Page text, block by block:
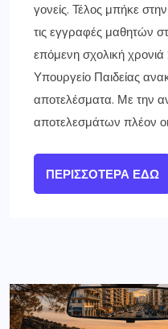
γονείς. Τέλος μπήκε
τις εγγραφές μαθητών
επόμενη σχολική
Υπουργείο Παιδείας
αποτελέσματα. Με την
αποτελεσμάτων πλέον
ΠΕΡΙΣΣΌΤΕΡΑ ΕΔΏ